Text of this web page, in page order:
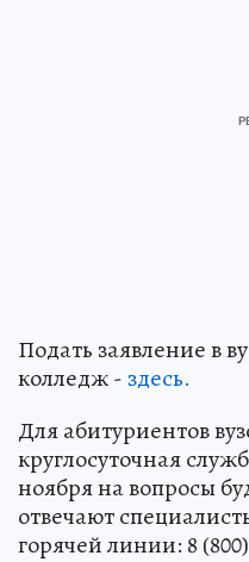
Подать заявление в
колледж - здесь.
Для абитуриентов
круглосуточная
ноября на вопросы
отвечают
горячей линии: 8